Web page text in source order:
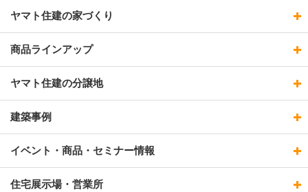
ヤマト住建の家づくり
商品ラインアップ
ヤマト住建の分譲地
建築事例
イベント・商品・セミナー情報
住宅展示場・営業所